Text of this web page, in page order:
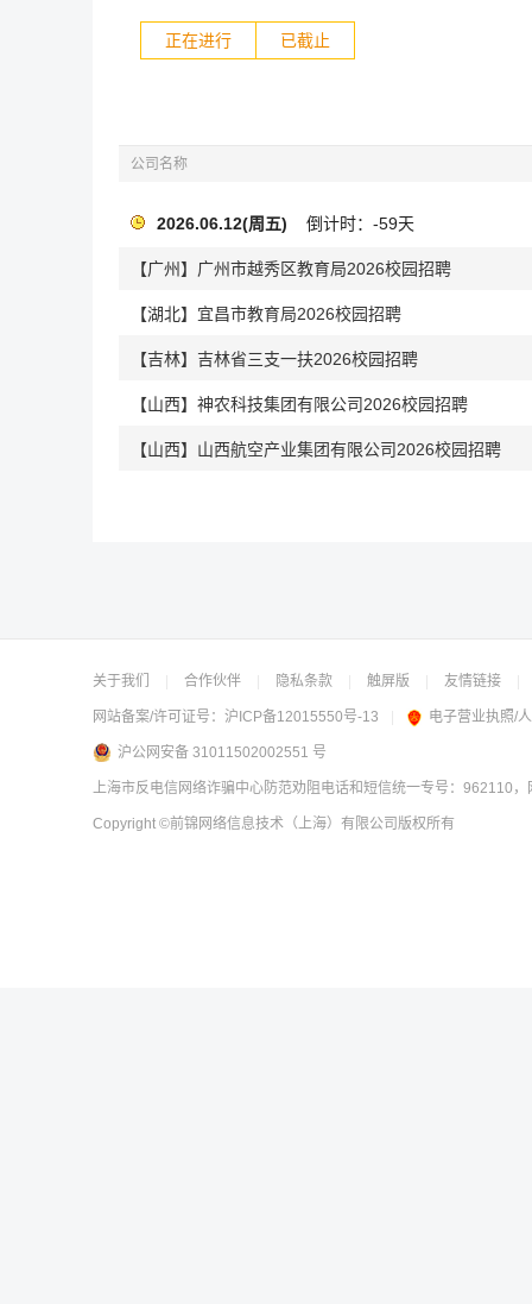
正在进行 已截止
公司名称
2026.06.12(周五) 倒计时：-59天
【广州】广州市越秀区教育局2026校园招聘
【湖北】宜昌市教育局2026校园招聘
【吉林】吉林省三支一扶2026校园招聘
【山西】神农科技集团有限公司2026校园招聘
【山西】山西航空产业集团有限公司2026校园招聘
关于我们 合作伙伴 隐私条款 触屏版 友情链接
网站备案/许可证号： 沪ICP备12015550号-13 电子营业执照/
沪公网安备 31011502002551 号
上海市反电信网络诈骗中心防范劝阻电话和短信统一专号：962110
Copyright ©前锦网络信息技术（上海）有限公司 版权所有